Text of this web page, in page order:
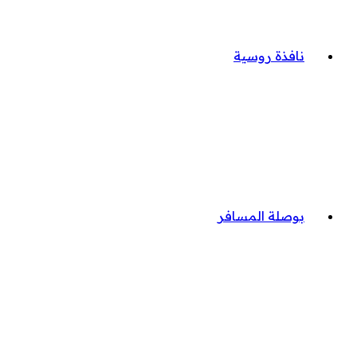
نافذة روسية
بوصلة المسافر